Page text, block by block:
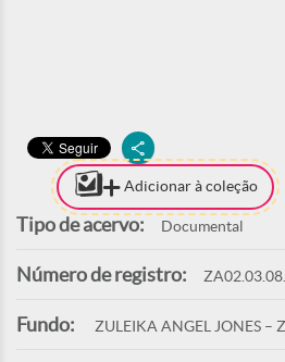
Adicionar à coleção
Tipo de acervo: Documental
Número de registro:
Fundo: ZULEIKA ANGEL JONES –